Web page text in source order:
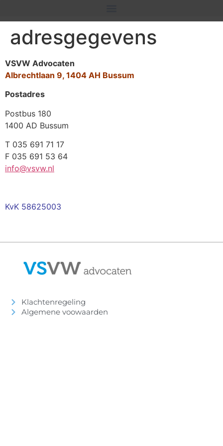
adresgegevens
VSVW Advocaten
Albrechtlaan 9, 1404 AH Bussum
Postadres
Postbus 180
1400 AD Bussum
T 035 691 71 17
F 035 691 53 64
info@vsvw.nl
KvK 58625003
Klachtenregeling
Algemene voowaarden